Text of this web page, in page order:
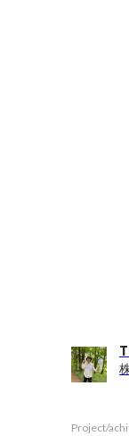
Project/